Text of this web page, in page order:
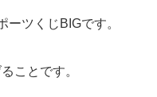
ツくじBIGです。
ことです。